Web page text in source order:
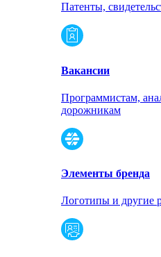
Патенты,
Вакансии
Программистам,
дорожникам
Элементы бренда
Логотипы и другие